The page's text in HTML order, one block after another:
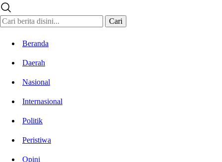
Cari
Beranda
Daerah
Nasional
Internasional
Politik
Peristiwa
Opini